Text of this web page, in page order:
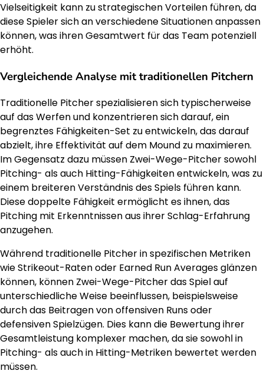
Vielseitigkeit kann zu strategischen Vorteilen führen, da
diese Spieler sich an verschiedene Situationen anpassen
können, was ihren Gesamtwert für das Team potenziell
erhöht.
Vergleichende Analyse mit traditionellen Pitchern
Traditionelle Pitcher spezialisieren sich typischerweise
auf das Werfen und konzentrieren sich darauf, ein
begrenztes Fähigkeiten-Set zu entwickeln, das darauf
abzielt, ihre Effektivität auf dem Mound zu maximieren.
Im Gegensatz dazu müssen Zwei-Wege-Pitcher sowohl
Pitching- als auch Hitting-Fähigkeiten entwickeln, was zu
einem breiteren Verständnis des Spiels führen kann.
Diese doppelte Fähigkeit ermöglicht es ihnen, das
Pitching mit Erkenntnissen aus ihrer Schlag-Erfahrung
anzugehen.
Während traditionelle Pitcher in spezifischen Metriken
wie Strikeout-Raten oder Earned Run Averages glänzen
können, können Zwei-Wege-Pitcher das Spiel auf
unterschiedliche Weise beeinflussen, beispielsweise
durch das Beitragen von offensiven Runs oder
defensiven Spielzügen. Dies kann die Bewertung ihrer
Gesamtleistung komplexer machen, da sie sowohl in
Pitching- als auch in Hitting-Metriken bewertet werden
müssen.